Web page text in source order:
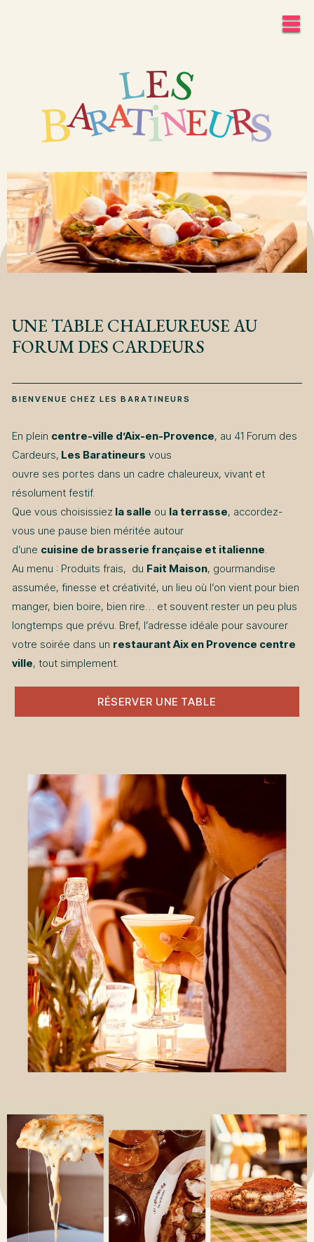
UNE TABLE CHALEUREUSE AU
FORUM DES CARDEURS
BIENVENUE CHEZ LES BARATINEURS
En plein centre-ville d’Aix-en-Provence, au 41 Forum des
Cardeurs, Les Baratineurs vous
ouvre ses portes dans un cadre chaleureux, vivant et
résolument festif.
Que vous choisissiezla salle ou la terrasse, accordez-
vous une pause bien méritée autour
d’une cuisine de brasserie française et italienne.
Au menu : Produits frais, du Fait Maison, gourmandise
assumée, finesse et créativité, un lieu où l’on vient pour bien
manger, bien boire, bien rire… et souvent rester un peu plus
longtemps que prévu. Bref, l’adresse idéale pour savourer
votre soirée dans un restaurant Aix en Provence centre
ville, tout simplement.
RÉSERVER UNE TABLE